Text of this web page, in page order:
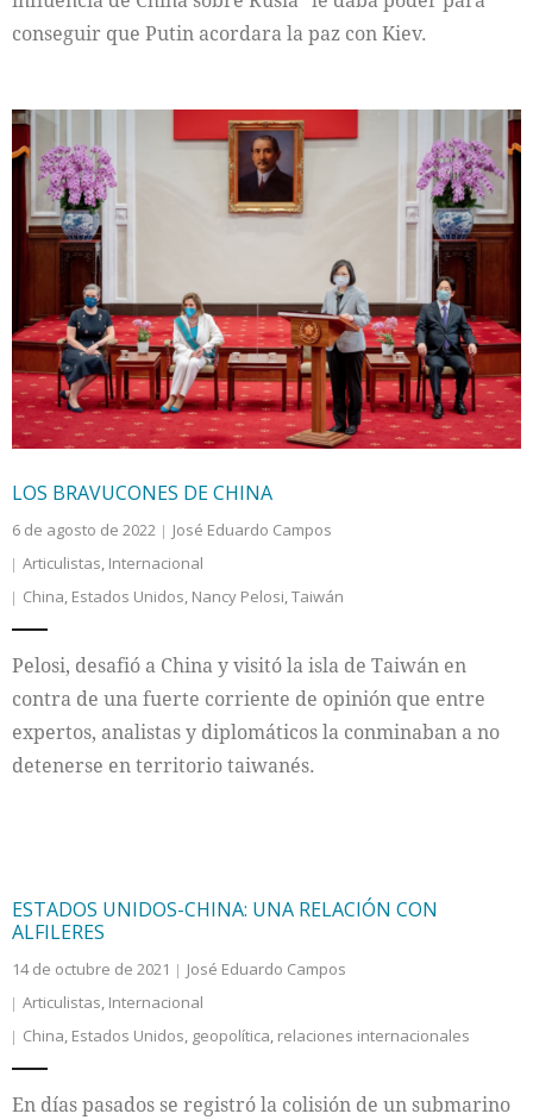
conseguir que Putin acordara la paz con Kiev.
LOS BRAVUCONES DE CHINA
6 de agosto de 2022
José Eduardo Campos
Articulistas, Internacional
China, Estados Unidos, Nancy Pelosi,Taiwán
Pelosi, desafió a China y visitó la isla de Taiwán en
contra de una fuerte corriente de opinión que entre
expertos, analistas y diplomáticos la conminaban a no
detenerse en territorio taiwanés.
ESTADOS UNIDOS-CHINA: UNA RELACIÓN CON
ALFILERES
14 de octubre de 2021
José Eduardo Campos
Articulistas, Internacional
China, Estados Unidos, geopolítica, relaciones internacionales
En días pasados se registró la colisión de un submarino